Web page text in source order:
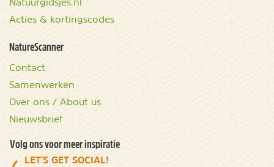
Natuurgidsjes.nl
Acties & kortingscodes
NatureScanner
Contact
Samenwerken
Over ons / About us
Nieuwsbrief
Volg ons voor meer inspiratie
LET'S GET SOCIAL!